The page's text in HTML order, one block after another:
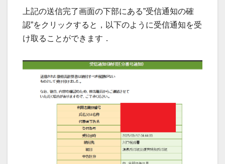
上記の送信完了画面の下部にある”受信通知の確
認”をクリックすると，以下のように受信通知を受
け取ることができます．